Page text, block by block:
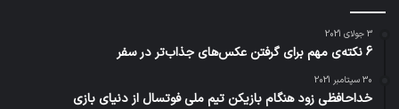
3 جولای 2021
6 نکته‌ی مهم برای گرفتن عکس‌های جذاب‌تر در سفر
30 سپتامبر 2021
خداحافظی زود هنگام بازیکن تیم ملی فوتسال از دنیای بازی